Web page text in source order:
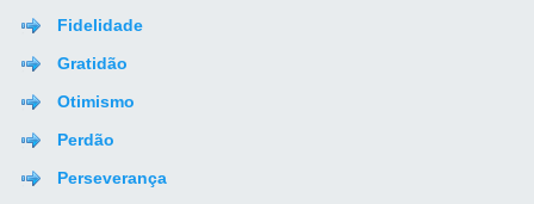
Fidelidade
Gratidão
Otimismo
Perdão
Perseverança